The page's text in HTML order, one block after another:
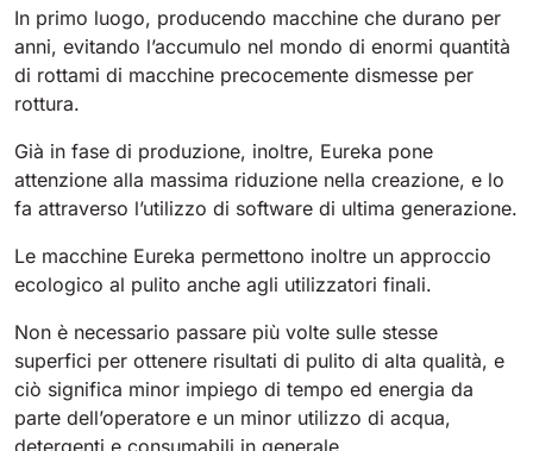
760 mm 4560 m²/h
E85
810 mm 6075 m²/h
E100
1000 mm 7500 m²/h
E110-D
In primo luogo, producendo macchine che durano per
anni, evitando l’accumulo nel mondo di enormi quantità
di rottami di macchine precocemente dismesse per
rottura.
Già in fase di produzione, inoltre, Eureka pone
attenzione alla massima riduzione nella creazione, e lo
fa attraverso l’utilizzo di software di ultima generazione.
Le macchine Eureka permettono inoltre un approccio
ecologico al pulito anche agli utilizzatori finali.
Non è necessario passare più volte sulle stesse
superfici per ottenere risultati di pulito di alta qualità, e
ciò significa minor impiego di tempo ed energia da
parte dell’operatore e un minor utilizzo di acqua,
detergenti e consumabili in generale.